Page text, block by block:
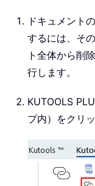
ドキュメント
するには、そ
ト全体から削
行します。
KUTOOLS
プ内）をクリ